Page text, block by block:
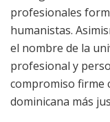
profesionales
humanistas.
el nombre de la
profesional y
compromiso firme
dominicana más